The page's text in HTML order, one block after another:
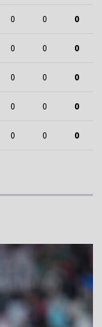
0 0 0
0 0 0
0 0 0
0 0 0
0 0 0